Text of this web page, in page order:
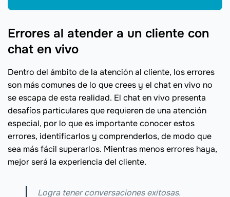
Errores al atender a un cliente con
chat en vivo
Dentro del ámbito de la atención al cliente, los errores
son más comunes de lo que crees y el chat en vivo no
se escapa de esta realidad. El chat en vivo presenta
desafíos particulares que requieren de una atención
especial, por lo que es importante conocer estos
errores, identificarlos y comprenderlos, de modo que
sea más fácil superarlos. Mientras menos errores haya,
mejor será la experiencia del cliente.
Logra tener conversaciones exitosas.